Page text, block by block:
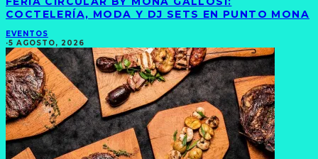
COCTELERÍA, MODA Y DJ SETS EN PUNTO MONA
EVENTOS
·5 AGOSTO, 2026